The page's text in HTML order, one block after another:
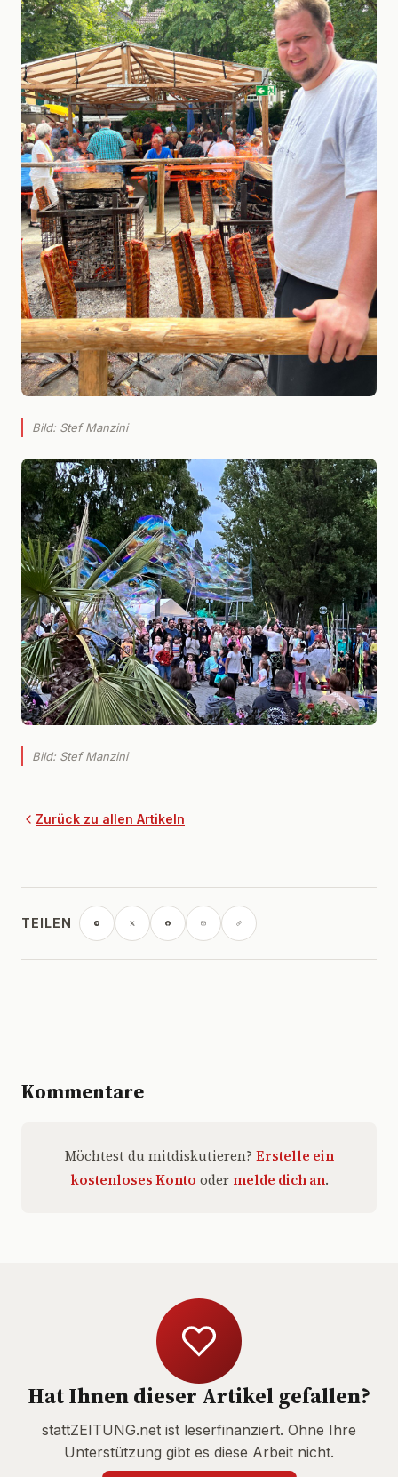
Bild: Stef Manzini
Bild: Stef Manzini
Zurück zu allen Artikeln
TEILEN
Kommentare
Möchtest du mitdiskutieren? Erstelle ein
kostenloses Konto oder melde dich an.
Hat Ihnen dieser Artikel gefallen?
stattZEITUNG.net ist leserfinanziert. Ohne Ihre
Unterstützung gibt es diese Arbeit nicht.